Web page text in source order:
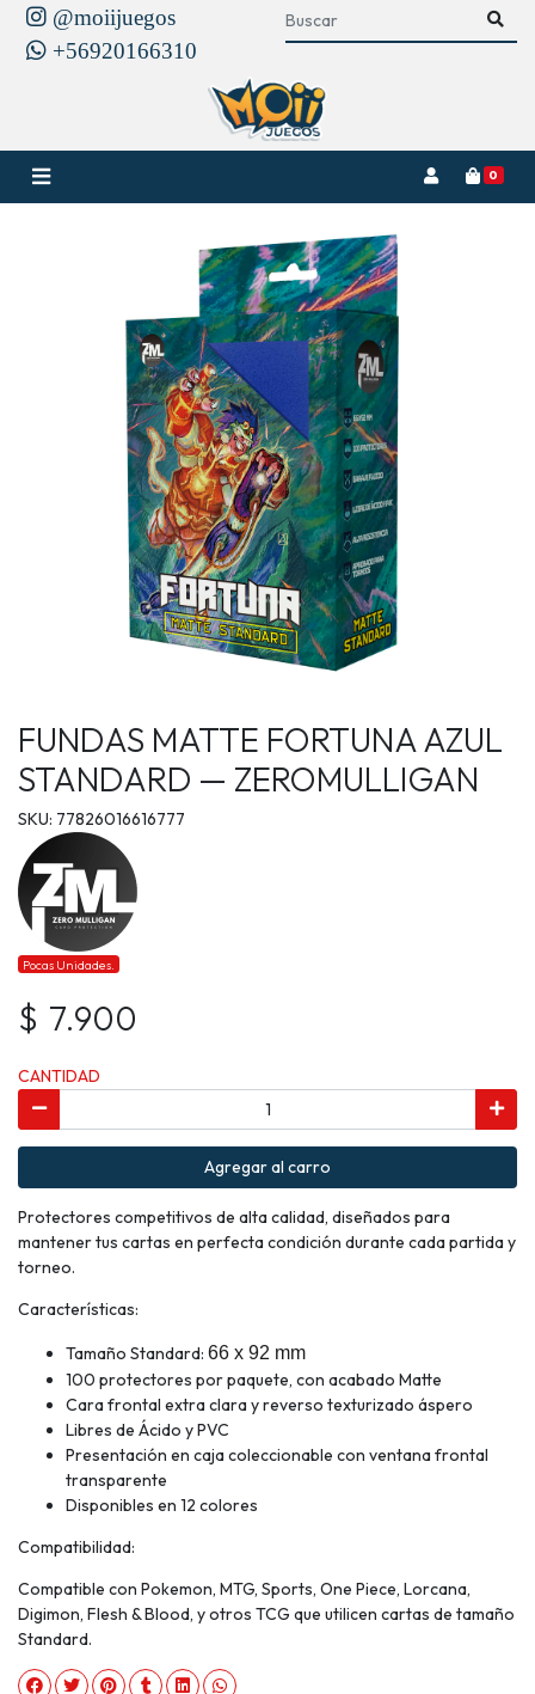
@moiijuegos
+56920166310
0
FUNDAS MATTE FORTUNA AZUL
STANDARD — ZEROMULLIGAN
SKU: 77826016616777
Pocas Unidades.
$ 7.900
CANTIDAD
Agregar al carro
Protectores competitivos de alta calidad, diseñados para
mantener tus cartas en perfecta condición durante cada partida y
torneo.
Características:
Tamaño Standard: 66 x 92 mm
100 protectores por paquete, con acabado Matte
Cara frontal extra clara y reverso texturizado áspero
Libres de Ácido y PVC
Presentación en caja coleccionable con ventana frontal
transparente
Disponibles en 12 colores
Compatibilidad:
Compatible con Pokemon, MTG, Sports, One Piece, Lorcana,
Digimon, Flesh & Blood, y otros TCG que utilicen cartas de tamaño
Standard.